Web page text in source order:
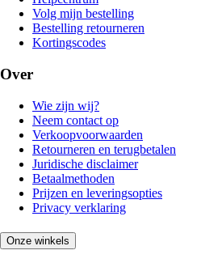
Volg mijn bestelling
Bestelling retourneren
Kortingscodes
Over
Wie zijn wij?
Neem contact op
Verkoopvoorwaarden
Retourneren en terugbetalen
Juridische disclaimer
Betaalmethoden
Prijzen en leveringsopties
Privacy verklaring
Onze winkels